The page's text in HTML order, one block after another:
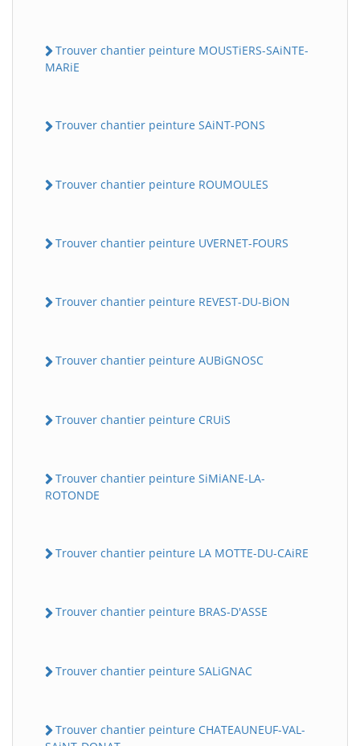
Trouver chantier peinture MOUSTiERS-SAiNTE-
MARiE
Trouver chantier peinture SAiNT-PONS
Trouver chantier peinture ROUMOULES
Trouver chantier peinture UVERNET-FOURS
Trouver chantier peinture REVEST-DU-BiON
Trouver chantier peinture AUBiGNOSC
Trouver chantier peinture CRUiS
Trouver chantier peinture SiMiANE-LA-
ROTONDE
Trouver chantier peinture LA MOTTE-DU-CAiRE
Trouver chantier peinture BRAS-D'ASSE
Trouver chantier peinture SALiGNAC
Trouver chantier peinture CHATEAUNEUF-VAL-